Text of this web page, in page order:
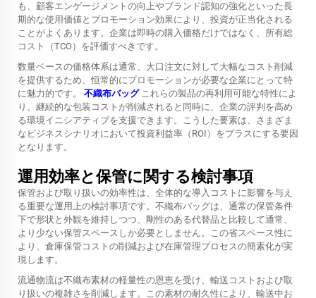
も、顧客エンゲージメントの向上やブランド認知の強化といった長
期的な使用価値とプロモーション効果により、投資が正当化される
ことがよくあります。企業は即時の購入価格だけではなく、所有総
コスト（TCO）を評価すべきです。
数量ベースの価格体系は通常、大口注文に対して大幅なコスト削減
を提供するため、恒常的にプロモーションが必要な企業にとって特
に魅力的です。 不織布バッグ これらの製品の再利用可能な特性によ
り、継続的な包装コストが削減されると同時に、企業の評判を高め
る環境イニシアティブを支援できます。こうした要素は、さまざま
なビジネスシナリオにおいて投資利益率（ROI）をプラスにする要因
となります。
運用効率と保管に関する検討事項
保管および取り扱いの効率性は、全体的な導入コストに影響を与え
る重要な運用上の検討事項です。不織布バッグは、通常の保管条件
下で形状と外観を維持しつつ、剛性のある代替品と比較して通常、
より少ない保管スペースしか必要としません。この省スペース性に
より、倉庫保管コストの削減および在庫管理プロセスの簡素化が実
現します。
流通物流は不織布素材の軽量性の恩恵を受け、輸送コストおよび取
り扱いの複雑さを削減します。この素材の耐久性により、輸送中お